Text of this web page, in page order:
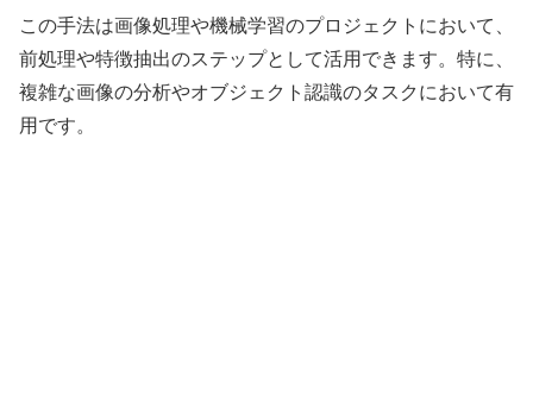
この手法は画像処理や機械学習のプロジェクトにおいて、
前処理や特徴抽出のステップとして活用できます。特に、
複雑な画像の分析やオブジェクト認識のタスクにおいて有
用です。